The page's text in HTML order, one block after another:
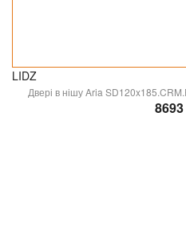
LIDZ
Двері в нішу Aria
8693